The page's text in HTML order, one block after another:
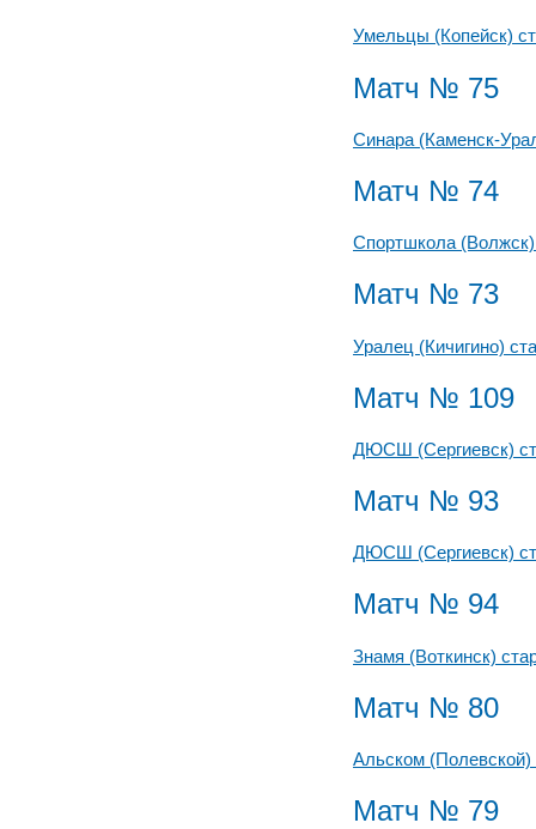
Умельцы (Копейск)
Матч № 75
Синара (Каменск-
Матч № 74
Спортшкола
Матч № 73
Уралец (Кичигино)
Матч № 109
ДЮСШ (Сергиевск)
Матч № 93
ДЮСШ (Сергиевск)
Матч № 94
Знамя (Воткинск)
Матч № 80
Альском (Полевской)
Матч № 79